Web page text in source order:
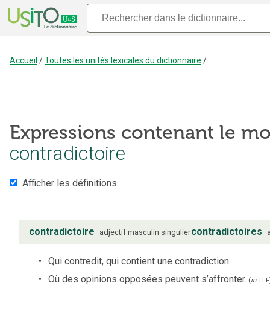
Accueil /Toutes les unités lexicales du dictionnaire /
Expressions contenant le
contradictoire
Afficher les définitions
contradictoire adjectif masculin singuliercontradictoires
Qui contredit, qui contient une contradiction.
Où des opinions opposées peuvent s’affronter. (inTLF